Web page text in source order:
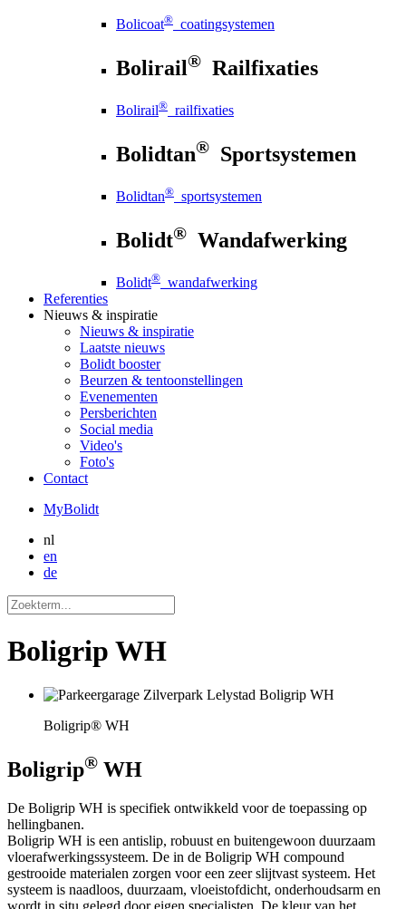
Bolicoat® coatingsystemen
Bolirail® Railfixaties
Bolirail® railfixaties
Bolidtan® Sportsystemen
Bolidtan® sportsystemen
Bolidt® Wandafwerking
Bolidt® wandafwerking
Referenties
Nieuws & inspiratie
Nieuws & inspiratie
Laatste nieuws
Bolidt booster
Beurzen & tentoonstellingen
Evenementen
Persberichten
Social media
Video's
Foto's
Contact
MyBolidt
nl
en
de
Boligrip WH
Boligrip® WH
Boligrip® WH
De Boligrip WH is specifiek ontwikkeld voor de toepassing op
hellingbanen.
Boligrip WH is een antislip, robuust en buitengewoon duurzaam
vloerafwerkingssysteem. De in de Boligrip WH compound
gestrooide materialen zorgen voor een zeer slijtvast systeem. Het
systeem is naadloos, duurzaam, vloeistofdicht, onderhoudsarm en
wordt in situ gelegd door eigen specialisten. De kleur van het